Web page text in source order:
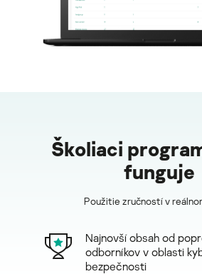
Školiaci
funguje
Použitie zručností v
Najnovší obsah od
odborníkov v oblasti
bezpečnosti